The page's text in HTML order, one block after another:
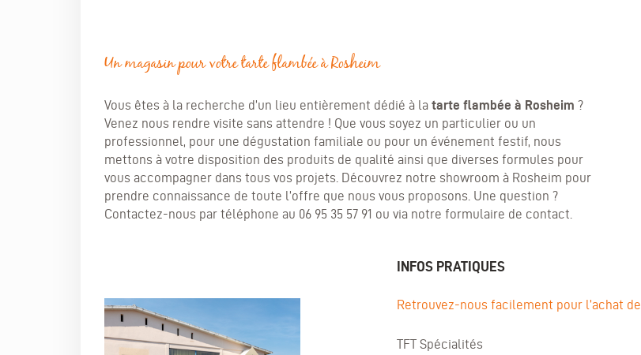
Un magasin pour votre tarte flambée à Rosheim
Vous êtes à la recherche d’un lieu entièrement dédié à la tarte flambée à Rosheim ?
Venez nous rendre visite sans attendre ! Que vous soyez un particulier ou un
professionnel, pour une dégustation familiale ou pour un événement festif, nous
mettons à votre disposition des produits de qualité ainsi que diverses formules pour
vous accompagner dans tous vos projets. Découvrez notre showroom à Rosheim pour
prendre connaissance de toute l’offre que nous vous proposons. Une question ?
Contactez-nous par téléphone au 06 95 35 57 91 ou via notre formulaire de contact
INFOS PRATIQUES
Retrouvez-nous facilement pour l’achat
TFT Spécialités